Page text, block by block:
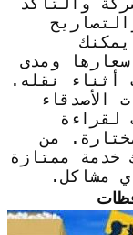
ومدى
أثناء نقله.
الأصدقاء
لقراءة
من
خدمة ممتازة
مشاكل.